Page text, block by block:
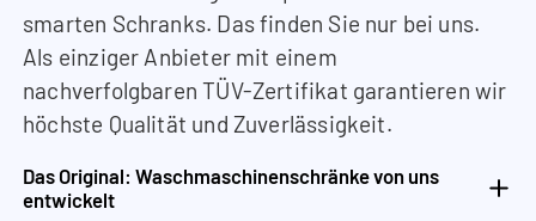
smarten Schranks. Das finden Sie nur bei uns.
Als einziger Anbieter mit einem
nachverfolgbaren TÜV-Zertifikat garantieren wir
höchste Qualität und Zuverlässigkeit.
Das Original: Waschmaschinenschränke von uns
entwickelt